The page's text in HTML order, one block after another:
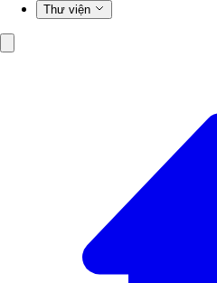
Thư viện